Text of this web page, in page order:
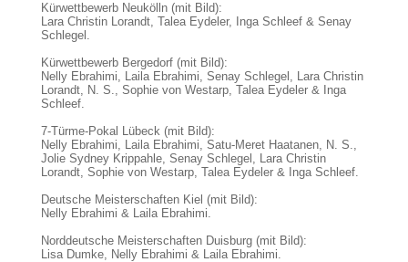
Kürwettbewerb Neukölln (mit Bild):
Lara Christin Lorandt, Talea Eydeler, Inga Schleef & Senay
Schlegel.
Kürwettbewerb Bergedorf (mit Bild):
Nelly Ebrahimi, Laila Ebrahimi, Senay Schlegel, Lara Christin
Lorandt, N. S., Sophie von Westarp, Talea Eydeler & Inga
Schleef.
7-Türme-Pokal Lübeck (mit Bild):
Nelly Ebrahimi, Laila Ebrahimi, Satu-Meret Haatanen, N. S.,
Jolie Sydney Krippahle, Senay Schlegel, Lara Christin
Lorandt, Sophie von Westarp, Talea Eydeler & Inga Schleef.
Deutsche Meisterschaften Kiel (mit Bild):
Nelly Ebrahimi & Laila Ebrahimi.
Norddeutsche Meisterschaften Duisburg (mit Bild):
Lisa Dumke, Nelly Ebrahimi & Laila Ebrahimi.